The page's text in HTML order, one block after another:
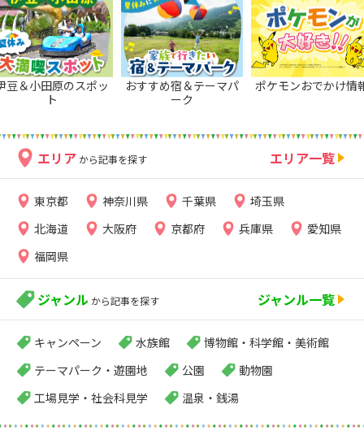
豆＆小田原のスポッ
ト
おすすめ宿＆テーマパ
ーク
ポケモンおでかけ情
エリア から記事を探す エリア一覧
東京都 神奈川県 千葉県
埼玉県
北海道
大阪府 京都府 兵庫県
愛知県
福岡県
ジャンル から記事を探す ジャンル一覧
キャンペーン 水族館
博物館・科学館・美術館
テーマパーク・遊園地
公園
動物園
工場見学・社会科見学
温泉・銭湯